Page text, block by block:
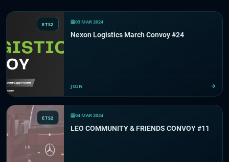
ETS2 03 MAR 2024
Nexon Logistics March Convoy #24
JOIN
ETS2 04 MAR 2024
LEO COMMUNITY & FRIENDS CONVOY #11